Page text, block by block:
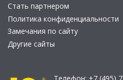
Стать партнером
Политика конфиденциальности
Замечания по сайту
Другие сайты